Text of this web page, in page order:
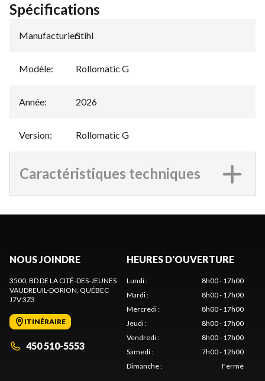
Spécifications
Manufacturier:
Stihl
Modèle: Rollomatic G
Année: 2026
Version: Rollomatic G
Caractéristiques techniques
NOUS JOINDRE
3500, BD DE LA CITÉ-DES-JEUNES
VAUDREUIL-DORION, QUÉBEC
J7V 3Z3
ITINÉRAIRE
450 510-5553
HEURES D'OUVERTURE
Lundi:
8h00 - 17h00
Mardi:
8h00 - 17h00
Mercredi:
8h00 - 17h00
Jeudi:
8h00 - 17h00
Vendredi:
8h00 - 17h00
Samedi:
7h00 - 12h00
Dimanche: Fermé